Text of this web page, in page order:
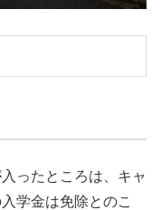
ったところは、キャ
学金は免除とのこ